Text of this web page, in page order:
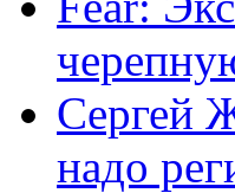
Сергей
надо